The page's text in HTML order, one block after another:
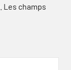
Les champs